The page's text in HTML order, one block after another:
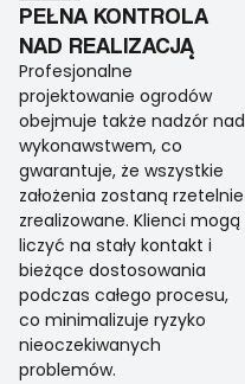
PEŁNA KONTROLA
NAD REALIZACJĄ
Profesjonalne
projektowanie ogrodów
obejmuje także nadzór nad
wykonawstwem, co
gwarantuje, że wszystkie
założenia zostaną rzetelnie
zrealizowane. Klienci mogą
liczyć na stały kontakt i
bieżące dostosowania
podczas całego procesu,
co minimalizuje ryzyko
nieoczekiwanych
problemów.